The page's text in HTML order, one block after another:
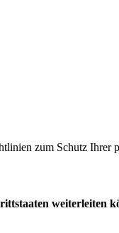
zum Schutz Ihrer
weiterleiten